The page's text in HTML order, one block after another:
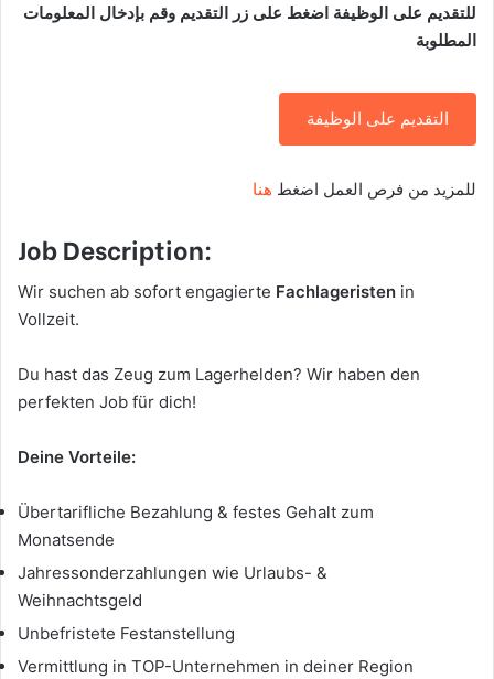
للتقديم على الوظيفة اضغط على زر التقديم وقم بإدخال المعلومات
المطلوبة
التقديم على الوظيفة
للمزيد من فرص العمل اضغط هنا
Job Description:
Wir suchen ab sofort engagierte Fachlageristen in
Vollzeit.
Du hast das Zeug zum Lagerhelden? Wir haben den
perfekten Job für dich!
Deine Vorteile:
Übertarifliche Bezahlung & festes Gehalt zum
Monatsende
Jahressonderzahlungen wie Urlaubs- &
Weihnachtsgeld
Unbefristete Festanstellung
Vermittlung in TOP-Unternehmen in deiner Region